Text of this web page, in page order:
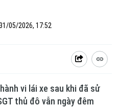
05/2026, 17:52
vi lái xe sau khi đã sử
thủ đô vẫn ngày đêm